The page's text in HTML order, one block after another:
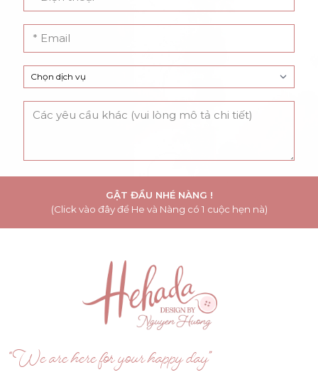
GẬT ĐẦU NHÉ NÀNG !
(Click vào đây để He và Nàng có 1 cuộc hẹn nà)
“We are here for your happy day”